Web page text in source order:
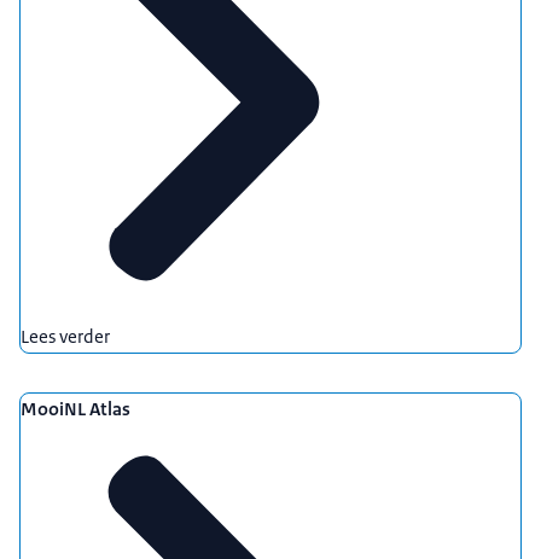
Lees verder
MooiNL Atlas